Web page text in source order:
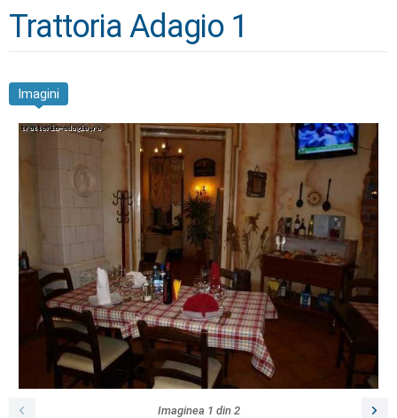
Trattoria Adagio 1
Imagini
Imaginea 1 din 2